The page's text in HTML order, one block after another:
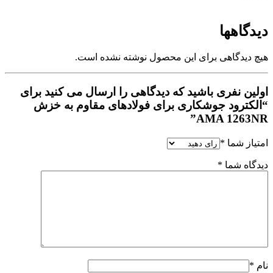
دیدگاهها
هیچ دیدگاهی برای این محصول نوشته نشده است.
اولین نفری باشید که دیدگاهی را ارسال می کنید برای
“الکترود جوشکاری برای فولادهای مقاوم به خزش
AMA 1263NR”
امتیاز شما *
دیدگاه شما *
نام *